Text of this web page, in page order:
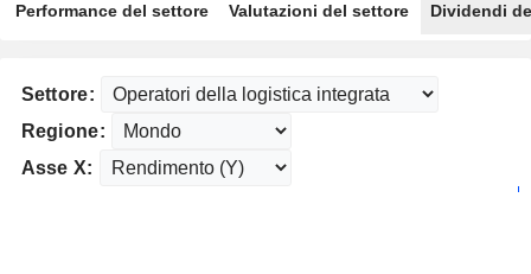
Performance del settore Valutazioni del settore Dividendi
Settore:
Regione:
Asse X: